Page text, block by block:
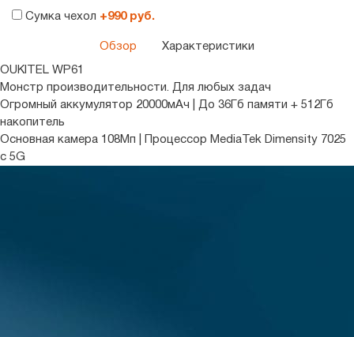
Сумка чехол +990 руб.
Обзор Характеристики
OUKITEL WP61
Монстр производительности. Для любых задач
Огромный аккумулятор 20000мАч
До 36Гб памяти + 512Гб
накопитель
Основная камера 108Мп
Процессор MediaTek Dimensity 7025
с 5G